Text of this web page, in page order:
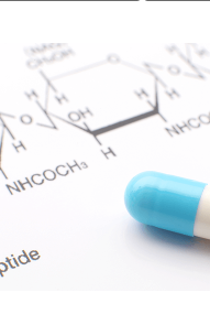
を進められる環境です。